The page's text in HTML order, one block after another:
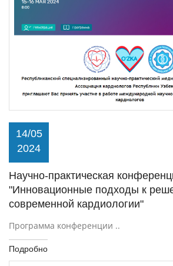
14/05
2024
Научно-практическая
"Инновационные подходы к
современной кардиологии"
Программа конференции ..
Подробно